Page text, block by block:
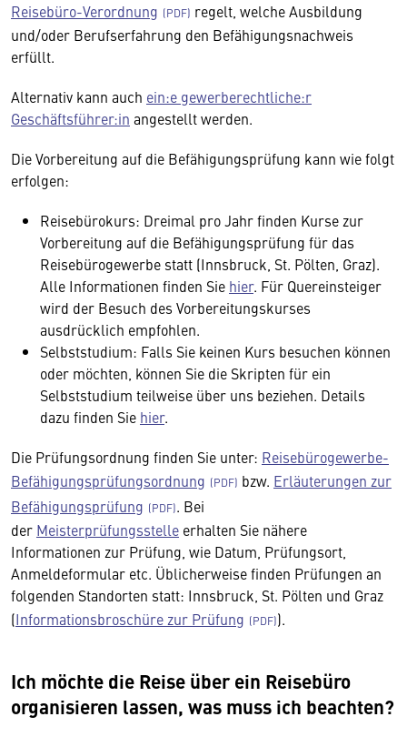
Reisebüro-Verordnung
regelt, welche Ausbildung
und/oder Berufserfahrung den Befähigungsnachweis
erfüllt.
Alternativ kann auch ein:e gewerberechtliche:r
Geschäftsführer:in angestellt werden.
Die Vorbereitung auf die Befähigungsprüfung kann wie folgt
erfolgen:
Reisebürokurs: Dreimal pro Jahr finden Kurse zur
Vorbereitung auf die Befähigungsprüfung für das
Reisebürogewerbe statt (Innsbruck, St. Pölten, Graz).
Alle Informationen finden Sie hier. Für Quereinsteiger
wird der Besuch des Vorbereitungskurses
ausdrücklich empfohlen.
Selbststudium: Falls Sie keinen Kurs besuchen können
oder möchten, können Sie die Skripten für ein
Selbststudium teilweise über uns beziehen. Details
dazu finden Sie hier.
Die Prüfungsordnung finden Sie unter: Reisebürogewerbe-
Befähigungsprüfungsordnung
bzw. Erläuterungen zur
Befähigungsprüfung
. Bei
der Meisterprüfungsstelle erhalten Sie nähere
Informationen zur Prüfung, wie Datum, Prüfungsort,
Anmeldeformular etc. Üblicherweise finden Prüfungen an
folgenden Standorten statt: Innsbruck, St. Pölten und Graz
(Informationsbroschüre zur Prüfung ).
Ich möchte die Reise über ein Reisebüro
organisieren lassen, was muss ich beachten?